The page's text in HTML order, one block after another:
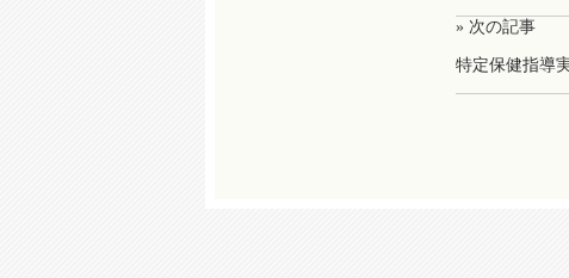
» 次の記事
特定保健指導